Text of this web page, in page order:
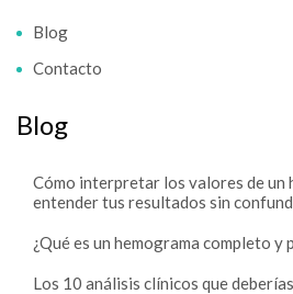
Blog
Contacto
Blog
Cómo interpretar los valores de un
entender tus resultados sin
¿Qué es un hemograma completo y
Los 10 análisis clínicos que